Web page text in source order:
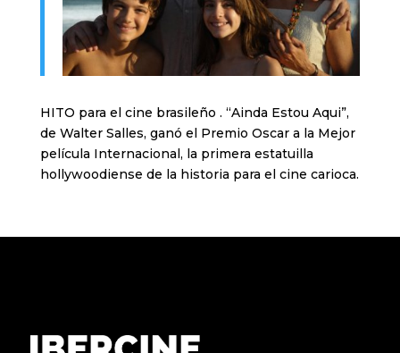
HITO para el cine brasileño . “Ainda Estou Aqui”,
de Walter Salles, ganó el Premio Oscar a la Mejor
película Internacional, la primera estatuilla
hollywoodiense de la historia para el cine carioca.